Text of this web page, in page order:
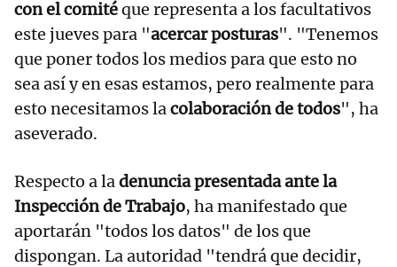
con el comitéque representa a los facultativos
este jueves para "acercar posturas". "Tenemos
que poner todos los medios para que esto no
sea así y en esas estamos, pero realmente para
esto necesitamos lacolaboración de todos", ha
aseverado.
Respecto a ladenuncia presentada ante la
Inspección de Trabajo, ha manifestado que
aportarán "todos los datos" de los que
dispongan. La autoridad "tendrá que decidir,